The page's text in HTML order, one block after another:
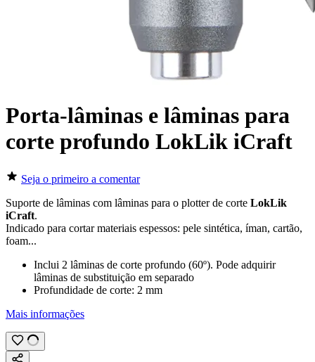
Porta-lâminas e lâminas para
corte profundo LokLik iCraft
Seja o primeiro a comentar
Suporte de lâminas com lâminas para o plotter de corte LokLik
iCraft.
Indicado para cortar materiais espessos: pele sintética, íman, cartão,
foam...
Inclui 2 lâminas de corte profundo (60º). Pode adquirir
lâminas de substituição em separado
Profundidade de corte: 2 mm
Mais informações